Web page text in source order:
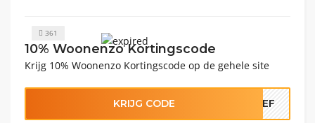
361
10% Woonenzo Kortingscode
Krijg 10% Woonenzo Kortingscode op de gehele site
KRIJG CODE IEF